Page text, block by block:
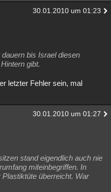
30.01.2010 um 01:23
bis Israel diesen
gibt.
letzter Fehler sein, mal
30.01.2010 um 01:27
stand eigendlich auch nie
miteinbegriffen. In
überreicht. War